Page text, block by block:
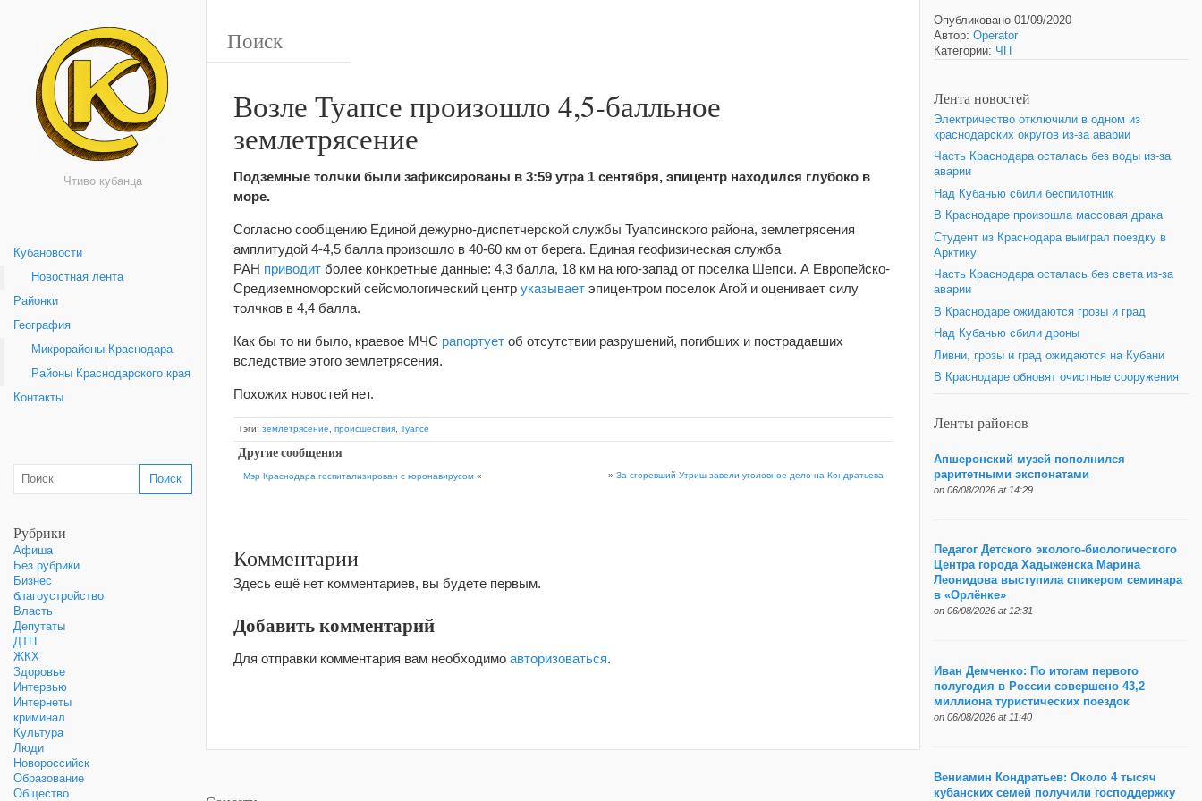
Чтиво кубанца
Кубановости
Новостная лента
Районки
География
Микрорайоны Краснодара
Районы Краснодарского края
Контакты
Рубрики
Афиша
Без рубрики
Бизнес
благоустройство
Власть
Депутаты
ДТП
ЖКХ
Здоровье
Интервью
Интернеты
криминал
Культура
Люди
Новороссийск
Образование
Общество
Возле Туапсе произошло 4,5-балльное
землетрясение
Подземные толчки были зафиксированы в 3:59 утра 1 сентября, эпицентр находился глубоко в
море.
Согласно сообщению Единой дежурно-диспетчерской службы Туапсинского района, землетрясения
амплитудой 4-4,5 балла произошло в 40-60 км от берега. Единая геофизическая служба
РАН приводит более конкретные данные: 4,3 балла, 18 км на юго-запад от поселка Шепси. А Европейско-
Средиземноморский сейсмологический центр указывает эпицентром поселок Агой и оценивает силу
толчков в 4,4 балла.
Как бы то ни было, краевое МЧС рапортует об отсутствии разрушений, погибших и пострадавших
вследствие этого землетрясения.
Похожих новостей нет.
Тэги: землетрясение происшествия Туапсе
Другие сообщения
Мэр Краснодара госпитализирован с коронавирусом « » За сгоревший Утриш завели уголовное дело на Кондратьева
Комментарии
Здесь ещё нет комментариев, вы будете первым.
Добавить комментарий
Для отправки комментария вам необходимо авторизоваться.
Опубликовано 01/09/2020
Автор: Operator
Категории: ЧП
Лента новостей
Электричество отключили в одном из
краснодарских округов из-за аварии
Часть Краснодара осталась без воды из-за
аварии
Над Кубанью сбили беспилотник
В Краснодаре произошла массовая драка
Студент из Краснодара выиграл поездку в
Арктику
Часть Краснодара осталась без света из-за
аварии
В Краснодаре ожидаются грозы и град
Над Кубанью сбили дроны
Ливни, грозы и град ожидаются на Кубани
В Краснодаре обновят очистные сооружения
Ленты районов
Апшеронский музей пополнился
раритетными экспонатами
on 06/08/2026 at 14:29
Педагог Детского эколого-биологического
Центра города Хадыженска Марина
Леонидова выступила спикером семинара
в «Орлёнке»
on 06/08/2026 at 12:31
Иван Демченко: По итогам первого
полугодия в России совершено 43,2
миллиона туристических поездок
on 06/08/2026 at 11:40
Вениамин Кондратьев: Около 4 тысяч
кубанских семей получили господдержку